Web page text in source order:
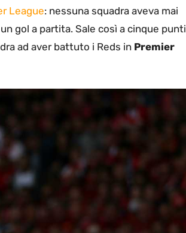
League: nessuna squadra aveva mai
gol a partita. Sale così a cinque punti
ad aver battuto i Reds in Premier